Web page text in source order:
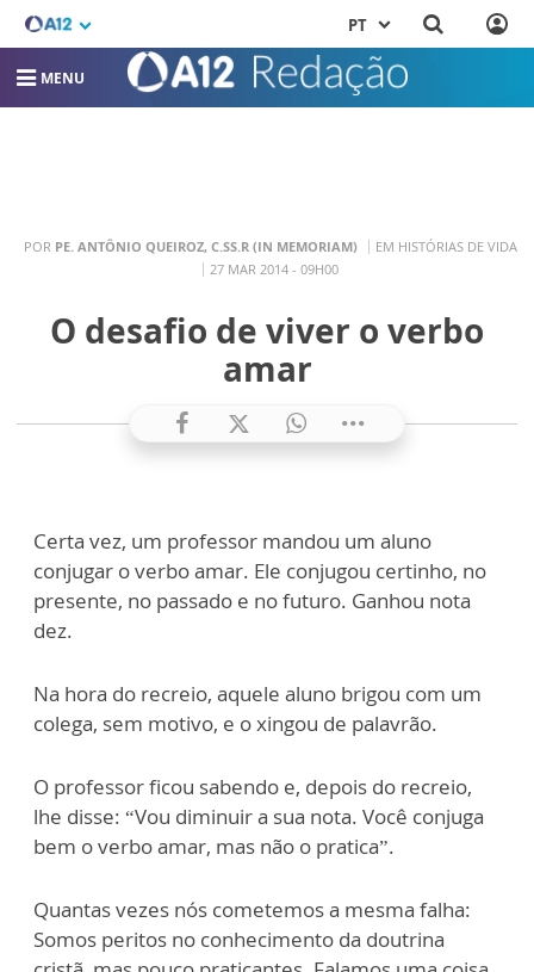
PT
MENU
POR PE. ANTÔNIO QUEIROZ, C.SS.R (IN MEMORIAM)
EM HISTÓRIAS DE VIDA
27 MAR 2014 - 09H00
O desafio de viver o verbo
amar
Certa vez, um professor mandou um aluno
conjugar o verbo amar. Ele conjugou certinho, no
presente, no passado e no futuro. Ganhou nota
dez.
Na hora do recreio, aquele aluno brigou com um
colega, sem motivo, e o xingou de palavrão.
O professor ficou sabendo e, depois do recreio,
lhe disse: “Vou diminuir a sua nota. Você conjuga
bem o verbo amar, mas não o pratica”.
Quantas vezes nós cometemos a mesma falha:
Somos peritos no conhecimento da doutrina